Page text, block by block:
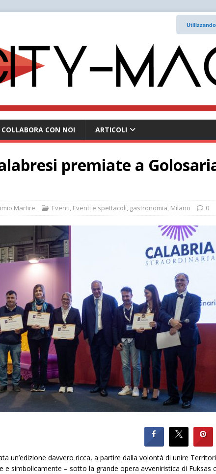
COLLABORA CON NOI ARTICOLI
premiate a
Martire Eventi, Eventi e spettacoli, gastronomia, Milano 0
un’edizione davvero ricca, a partire dalla volontà di unire
e simbolicamente – sotto la grande opera avveniristica di Fuksas